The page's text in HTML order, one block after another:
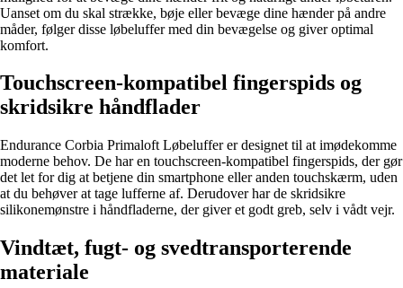
Uanset om du skal strække, bøje eller bevæge dine hænder på andre
måder, følger disse løbeluffer med din bevægelse og giver optimal
komfort.
Touchscreen-kompatibel fingerspids og
skridsikre håndflader
Endurance Corbia Primaloft Løbeluffer er designet til at imødekomme
moderne behov. De har en touchscreen-kompatibel fingerspids, der gør
det let for dig at betjene din smartphone eller anden touchskærm, uden
at du behøver at tage lufferne af. Derudover har de skridsikre
silikonemønstre i håndfladerne, der giver et godt greb, selv i vådt vejr.
Vindtæt, fugt- og svedtransporterende
materiale